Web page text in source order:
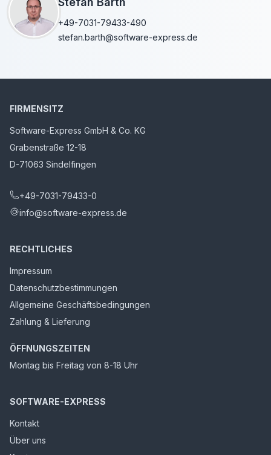
+49-7031-79433-490
stefan.barth@software-express.de
FIRMENSITZ
Software-Express GmbH & Co. KG
Grabenstraße 12-18
D-71063 Sindelfingen
+49-7031-79433-0
info@software-express.de
RECHTLICHES
Impressum
Datenschutzbestimmungen
Allgemeine Geschäftsbedingungen
Zahlung & Lieferung
ÖFFNUNGSZEITEN
Montag bis Freitag von 8-18 Uhr
SOFTWARE-EXPRESS
Kontakt
Über uns